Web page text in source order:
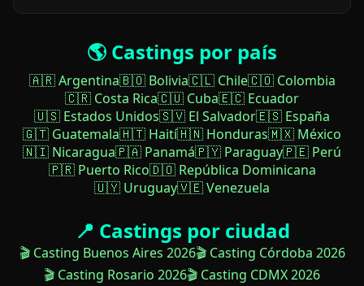
🌎 Castings por país
🇦🇷 Argentina🇧🇴 Bolivia🇨🇱 Chile🇨🇴 Colombia
🇨🇷 Costa Rica🇨🇺 Cuba🇪🇨 Ecuador
🇺🇸 Estados Unidos🇸🇻 El Salvador🇪🇸 España
🇬🇹 Guatemala🇭🇹 Haití🇭🇳 Honduras🇲🇽 México
🇳🇮 Nicaragua🇵🇦 Panamá🇵🇾 Paraguay🇵🇪 Perú
🇵🇷 Puerto Rico🇩🇴 República Dominicana
🇺🇾 Uruguay🇻🇪 Venezuela
📍 Castings por ciudad
🎬 Casting Buenos Aires 2026🎬 Casting Córdoba 2026
🎬 Casting Rosario 2026🎬 Casting CDMX 2026